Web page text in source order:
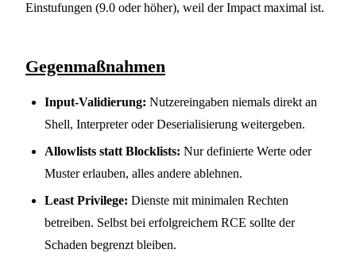
Einstufungen (9.0 oder höher), weil der Impact maximal ist.
Gegenmaßnahmen
Input-Validierung: Nutzereingaben niemals direkt an
Shell, Interpreter oder Deserialisierung weitergeben.
Allowlists statt Blocklists: Nur definierte Werte oder
Muster erlauben, alles andere ablehnen.
Least Privilege: Dienste mit minimalen Rechten
betreiben. Selbst bei erfolgreichem RCE sollte der
Schaden begrenzt bleiben.